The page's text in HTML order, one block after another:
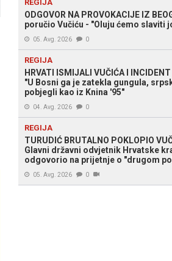
REGIJA
ODGOVOR NA PROVOKACIJE IZ
poručio Vučiću - "Oluju ćemo slaviti
05. Avg. 2026 0
REGIJA
HRVATI ISMIJALI VUČIĆA I
"U Bosni ga je zatekla gungula,
pobjegli kao iz Knina '95"
04. Avg. 2026 0
REGIJA
TURUDIĆ BRUTALNO POKLOPIO
Glavni državni odvjetnik Hrvatske
odgovorio na prijetnje o "drugom
05. Avg. 2026 0